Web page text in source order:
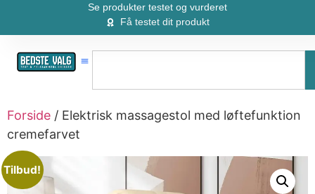
Se produkter testet og vurderet
Få testet dit produkt
Forside / Elektrisk massagestol med løftefunktion
cremefarvet
Tilbud!